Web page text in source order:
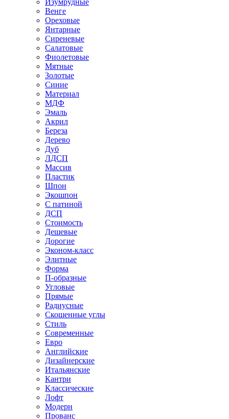
Изумрудные
Венге
Ореховые
Янтарные
Сиреневые
Салатовые
Фиолетовые
Мятные
Золотые
Синие
Материал
МДФ
Эмаль
Акрил
Береза
Дерево
Дуб
ЛДСП
Массив
Пластик
Шпон
Экошпон
С патиной
ДСП
Стоимость
Дешевые
Дорогие
Эконом-класс
Элитные
Форма
П-образные
Угловые
Прямые
Радиусные
Скошенные углы
Стиль
Современные
Евро
Английские
Дизайнерские
Итальянские
Кантри
Классические
Лофт
Модерн
Прованс